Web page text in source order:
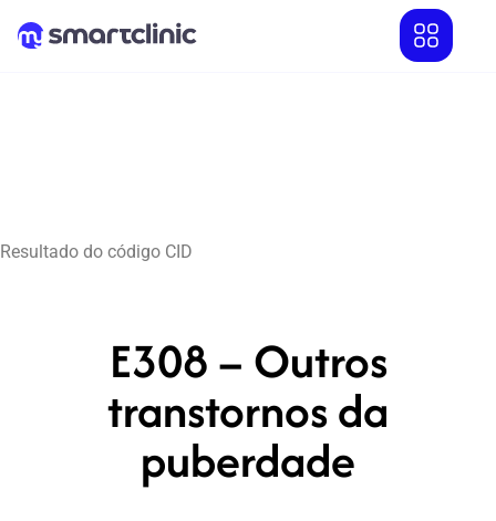
Resultado do código CID
E308 – Outros
transtornos da
puberdade